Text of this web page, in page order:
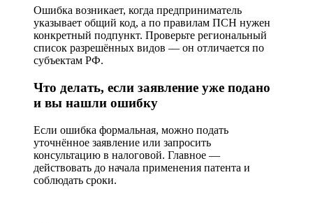
Ошибка возникает, когда предприниматель
указывает общий код, а по правилам ПСН нужен
конкретный подпункт. Проверьте региональный
список разрешённых видов — он отличается по
субъектам РФ.
Что делать, если заявление уже подано
и вы нашли ошибку
Если ошибка формальная, можно подать
уточнённое заявление или запросить
консультацию в налоговой. Главное —
действовать до начала применения патента и
соблюдать сроки.